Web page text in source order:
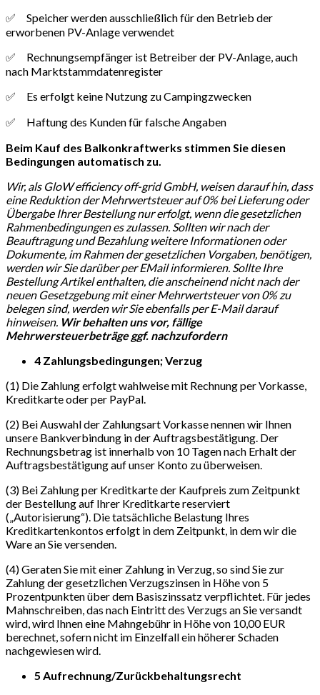
✅ Speicher werden ausschließlich für den Betrieb der
erworbenen PV-Anlage verwendet
✅ Rechnungsempfänger ist Betreiber der PV-Anlage, auch
nach Marktstammdatenregister
✅ Es erfolgt keine Nutzung zu Campingzwecken
✅ Haftung des Kunden für falsche Angaben
Beim Kauf des Balkonkraftwerks stimmen Sie diesen
Bedingungen automatisch zu.
Wir, als GloW efficiency off-grid GmbH, weisen darauf hin, dass
eine Reduktion der Mehrwertsteuer auf 0% bei Lieferung oder
Übergabe Ihrer Bestellung nur erfolgt, wenn die gesetzlichen
Rahmenbedingungen es zulassen. Sollten wir nach der
Beauftragung und Bezahlung weitere Informationen oder
Dokumente, im Rahmen der gesetzlichen Vorgaben, benötigen,
werden wir Sie darüber per EMail informieren. Sollte Ihre
Bestellung Artikel enthalten, die anscheinend nicht nach der
neuen Gesetzgebung mit einer Mehrwertsteuer von 0% zu
belegen sind, werden wir Sie ebenfalls per E-Mail darauf
hinweisen. Wir behalten uns vor, fällige
Mehrwersteuerbeträge ggf. nachzufordern
4 Zahlungsbedingungen; Verzug
(1) Die Zahlung erfolgt wahlweise mit Rechnung per Vorkasse,
Kreditkarte oder per PayPal.
(2) Bei Auswahl der Zahlungsart Vorkasse nennen wir Ihnen
unsere Bankverbindung in der Auftragsbestätigung. Der
Rechnungsbetrag ist innerhalb von 10 Tagen nach Erhalt der
Auftragsbestätigung auf unser Konto zu überweisen.
(3) Bei Zahlung per Kreditkarte der Kaufpreis zum Zeitpunkt
der Bestellung auf Ihrer Kreditkarte reserviert
(„Autorisierung“). Die tatsächliche Belastung Ihres
Kreditkartenkontos erfolgt in dem Zeitpunkt, in dem wir die
Ware an Sie versenden.
(4) Geraten Sie mit einer Zahlung in Verzug, so sind Sie zur
Zahlung der gesetzlichen Verzugszinsen in Höhe von 5
Prozentpunkten über dem Basiszinssatz verpflichtet. Für jedes
Mahnschreiben, das nach Eintritt des Verzugs an Sie versandt
wird, wird Ihnen eine Mahngebühr in Höhe von 10,00 EUR
berechnet, sofern nicht im Einzelfall ein höherer Schaden
nachgewiesen wird.
5 Aufrechnung/Zurückbehaltungsrecht